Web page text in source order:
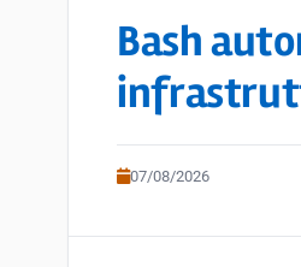
Bash
07/08/2026